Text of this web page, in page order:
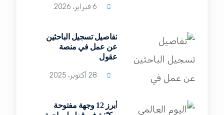
6 فبراير، 2026
تفاصيل تسجيل الباحثين
عن عمل في منصة
عقول
28 أكتوبر، 2025
أبرز 12 وجهة مفتوحة